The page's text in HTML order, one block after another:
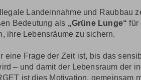
Landeinnahme und Raubbau
Bedeutung als „Grüne Lunge“ für
ihre Lebensräume zu sichern.
eine Frage der Zeit ist, bis das
– und damit der Lebensraum der
ist dies Motivation, gemeinsam